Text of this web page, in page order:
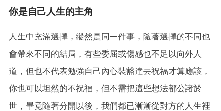
你是自己人生的主角
人生中充滿選擇，縱然是同一件事，隨著選擇的不同也
會帶來不同的結局，有些委屈或傷感也不足以向外人
道，但也不代表勉強自己內心裝豁達去祝福才算應該，
你也可以坦然的不祝福，但不需把這些想法都公諸於
世，畢竟隨著分開以後，我們都已漸漸從對方的人生裡